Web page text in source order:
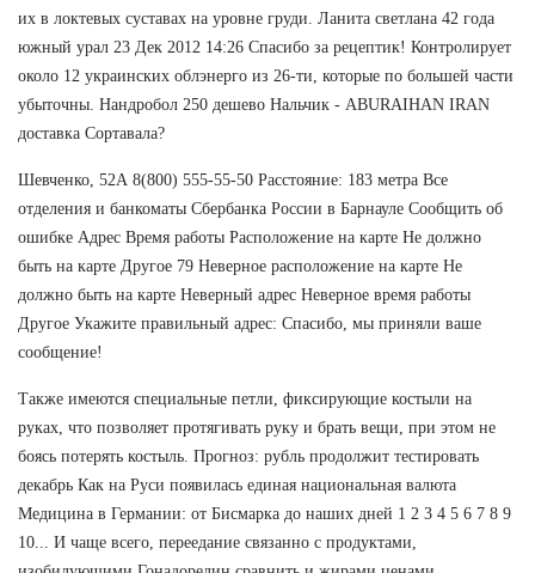
их в локтевых суставах на уровне груди. Ланита светлана 42 года
южный урал 23 Дек 2012 14:26 Спасибо за рецептик! Контролирует
около 12 украинских облэнерго из 26-ти, которые по большей части
убыточны. Нандробол 250 дешево Нальчик - ABURAIHAN IRAN
доставка Сортавала?
Шевченко, 52А 8(800) 555-55-50 Расстояние: 183 метра Все
отделения и банкоматы Сбербанка России в Барнауле Сообщить об
ошибке Адрес Время работы Расположение на карте Не должно
быть на карте Другое 79 Неверное расположение на карте Не
должно быть на карте Неверный адрес Неверное время работы
Другое Укажите правильный адрес: Спасибо, мы приняли ваше
сообщение!
Также имеются специальные петли, фиксирующие костыли на
руках, что позволяет протягивать руку и брать вещи, при этом не
боясь потерять костыль. Прогноз: рубль продолжит тестировать
декабрь Как на Руси появилась единая национальная валюта
Медицина в Германии: от Бисмарка до наших дней 1 2 3 4 5 6 7 8 9
10... И чаще всего, переедание связанно с продуктами,